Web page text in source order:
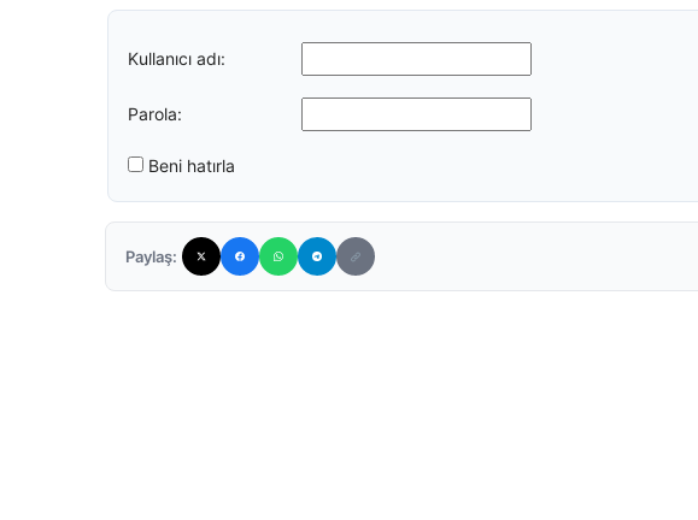
Kullanıcı adı:
Parola:
Beni hatırla
Paylaş: